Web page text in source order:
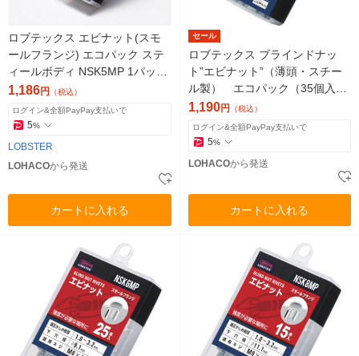
ロブテックス エビナット(スモ
ールフランジ) エコパック ステ
ィールボディ NSK5MP 1パック
(30個入)
1,186円 （税込）
ログイン&全額PayPay支払いで
5%
LOBSTER
LOHACOから発送
カートに入れる
セール
ロブテックス ブラインドナッ
ト”エビナット”（薄頭・スチー
ル製） エコパック（35個入）
NSK4MP 1パック
1,190円 （税込）
ログイン&全額PayPay支払いで
5%
LOHACOから発送
カートに入れる